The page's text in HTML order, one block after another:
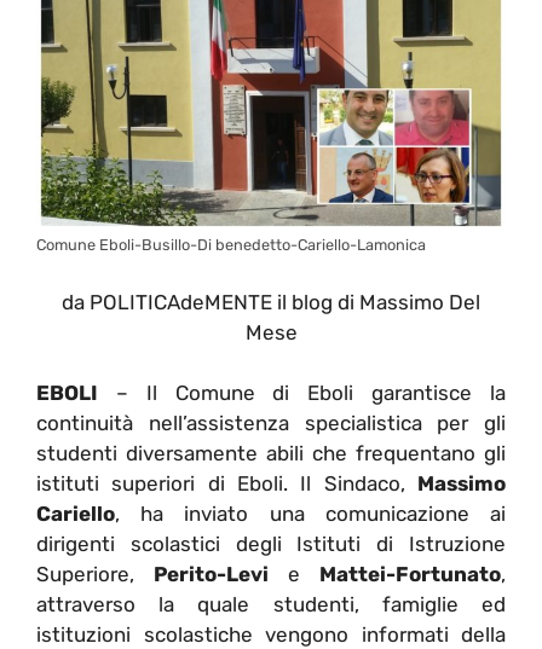
Comune Eboli-Busillo-Di benedetto-Cariello-Lamonica
da POLITICAdeMENTE il blog di Massimo Del
Mese
EBOLI – Il Comune di Eboli garantisce la
continuità nell’assistenza specialistica per gli
studenti diversamente abili che frequentano gli
istituti superiori di Eboli. Il Sindaco, Massimo
Cariello, ha inviato una comunicazione ai
dirigenti scolastici degli Istituti di Istruzione
Superiore, Perito-Levi e Mattei-Fortunato,
attraverso la quale studenti, famiglie ed
istituzioni scolastiche vengono informati della